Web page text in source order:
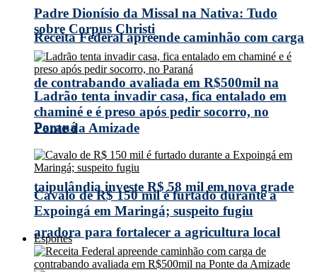
Receita Federal apreende caminhão com carga
de contrabando avaliada em R$500mil na
Ponte da Amizade
taipulândia investe R$ 58 mil em nova grade
aradora para fortalecer a agricultura local
Padre Dionísio da Missal na Nativa: Tudo
sobre Corpus Christi
Ladrão tenta invadir casa, fica entalado em
chaminé e é preso após pedir socorro, no
Paraná
Cavalo de R$ 150 mil é furtado durante a
Expoingá em Maringá; suspeito fugiu
Esportes